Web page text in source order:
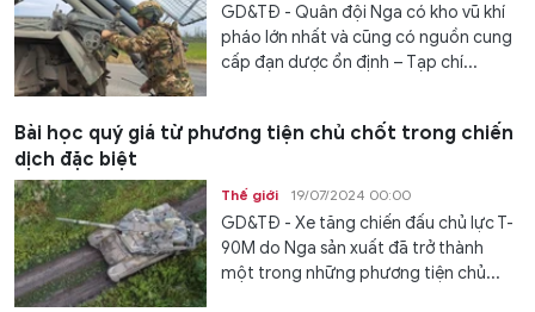
GD&TĐ - Quân đội Nga có kho vũ khí
pháo lớn nhất và cũng có nguồn cung
cấp đạn dược ổn định – Tạp chí...
Bài học quý giá từ phương tiện chủ chốt trong chiến
dịch đặc biệt
Thế giới 19/07/2024 00:00
GD&TĐ - Xe tăng chiến đấu chủ lực T-
90M do Nga sản xuất đã trở thành
một trong những phương tiện chủ...